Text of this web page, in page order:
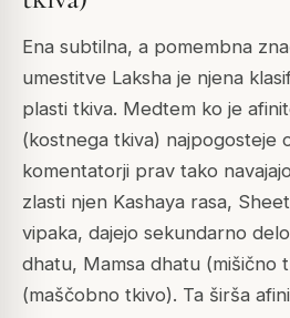
Ena subtilna, a pomembna
umestitve Laksha je njena
plasti tkiva. Medtem ko je
(kostnega tkiva) najpogosteje
komentatorji prav tako
zlasti njen Kashaya rasa,
vipaka, dajejo sekundarno
dhatu, Mamsa dhatu (mišično
(maščobno tkivo). Ta širša